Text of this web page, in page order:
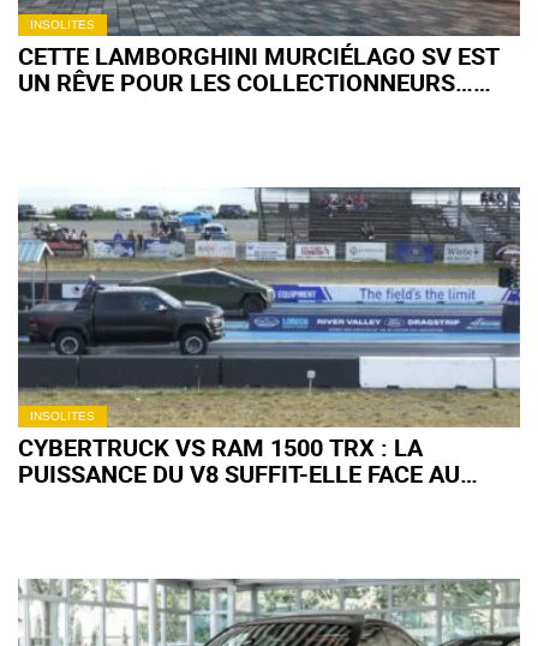
INSOLITES
CETTE LAMBORGHINI MURCIÉLAGO SV EST
UN RÊVE POUR LES COLLECTIONNEURS…
INSOLITES
CYBERTRUCK VS RAM 1500 TRX : LA
PUISSANCE DU V8 SUFFIT-ELLE FACE AU